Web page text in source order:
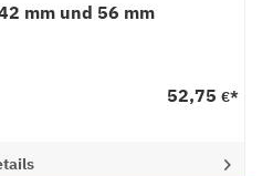
mm und 56 mm
52,75 €*